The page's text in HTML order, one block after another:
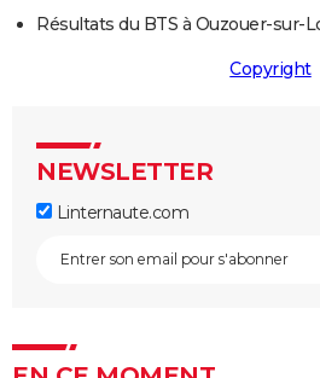
Résultats du BTS à Ouzouer-sur-
Copyright
NEWSLETTER
Linternaute.com